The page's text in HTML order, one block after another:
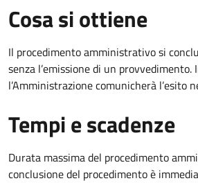
Cosa si ottiene
Il procedimento amministrativo si
senza l’emissione di un provvedimento.
l’Amministrazione comunicherà l’esito
Tempi e scadenze
Durata massima del procedimento
conclusione del procedimento è